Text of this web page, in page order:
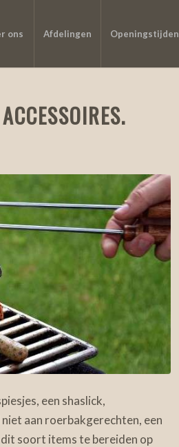
ons Afdelingen Openingstijden
een shaslick,
aan roerbakgerechten, een
soort items te bereiden op